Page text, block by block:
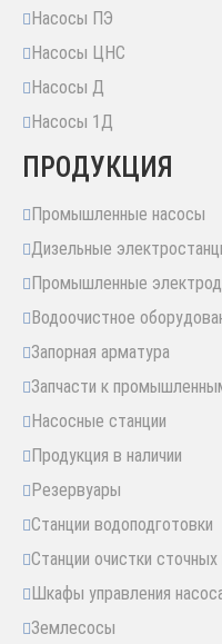
Насосы ПЭ
Насосы ЦНС
Насосы Д
Насосы 1Д
ПРОДУКЦИЯ
Промышленные насосы
Дизельные
Промышленные
Водоочистное
Запорная арматура
Запчасти к
Насосные станции
Продукция в наличии
Резервуары
Станции водоподготовки
Станции очистки сточных
Шкафы управления
Землесосы